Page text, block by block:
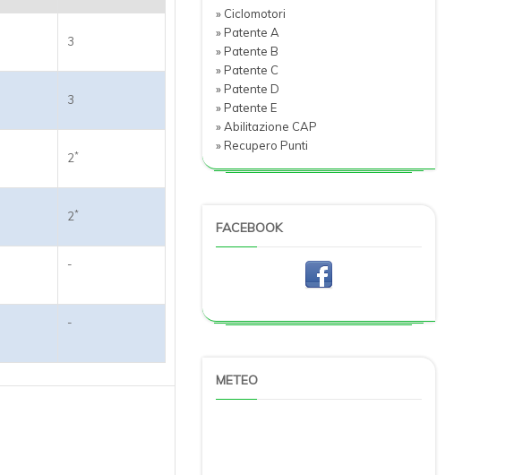
3
3
2*
2*
-
-
» Ciclomotori
» Patente A
» Patente B
» Patente C
» Patente D
» Patente E
» Abilitazione CAP
» Recupero Punti
FACEBOOK
METEO